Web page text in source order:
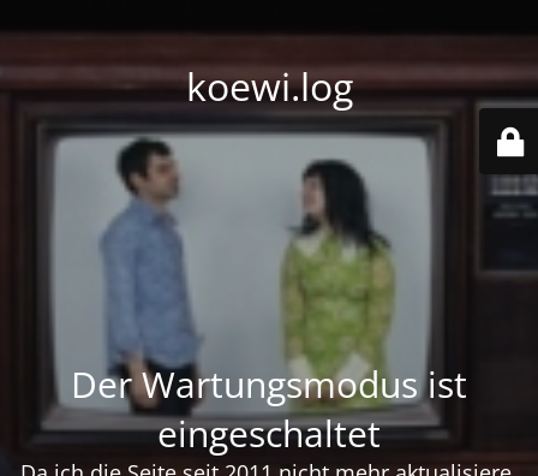
koewi.log
Der Wartungsmodus ist
eingeschaltet